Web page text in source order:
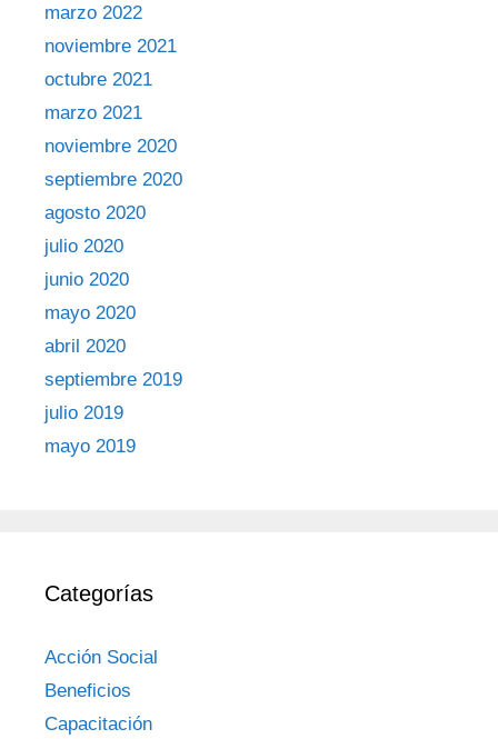
marzo 2022
noviembre 2021
octubre 2021
marzo 2021
noviembre 2020
septiembre 2020
agosto 2020
julio 2020
junio 2020
mayo 2020
abril 2020
septiembre 2019
julio 2019
mayo 2019
Categorías
Acción Social
Beneficios
Capacitación